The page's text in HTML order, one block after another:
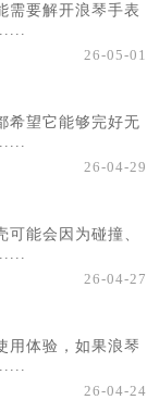
需要解开浪琴手表
26-05-01
希望它能够完好无
26-04-29
能会因为碰撞、
26-04-27
用体验，如果浪琴
26-04-24